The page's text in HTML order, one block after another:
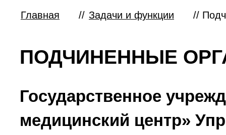
Главная // Задачи и функции //
ПОДЧИНЕННЫЕ
Государственное
медицинский центр»